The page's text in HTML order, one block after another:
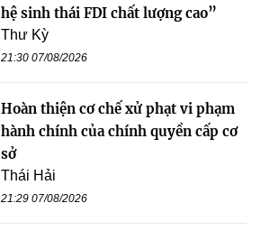
hệ sinh thái FDI chất lượng cao”
Thư Kỳ
21:30 07/08/2026
Hoàn thiện cơ chế xử phạt vi phạm
hành chính của chính quyền cấp cơ
sở
Thái Hải
21:29 07/08/2026